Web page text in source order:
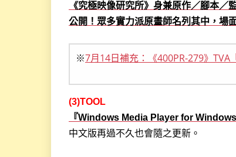
《究極映像研究所》身兼原作／腳本
公開！眾多實力派原畫師名列其中，場
※7月14日補充：《400PR-279》TVA
(3)TOOL
『Windows Media Player for
中文版再過不久也會隨之更新。